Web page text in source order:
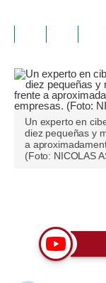
Un experto en
diez pequeñas y
a
(Foto: NICOLAS